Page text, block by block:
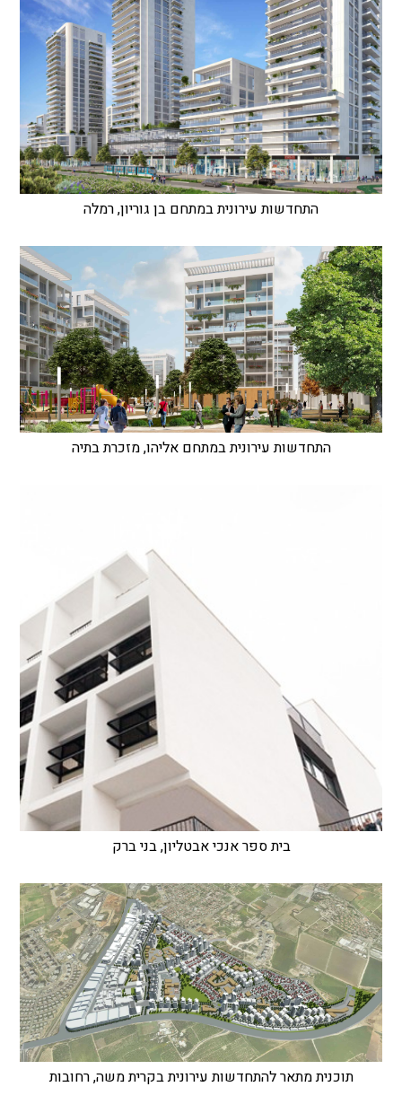
התחדשות עירונית במתחם בן גוריון, רמלה
התחדשות עירונית במתחם אליהו, מזכרת בתיה
בית ספר אנכי אבטליון, בני ברק
תוכנית מתאר להתחדשות עירונית בקרית משה, רחובות